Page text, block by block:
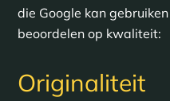
die Google kan
beoordelen op kwaliteit:
Originaliteit